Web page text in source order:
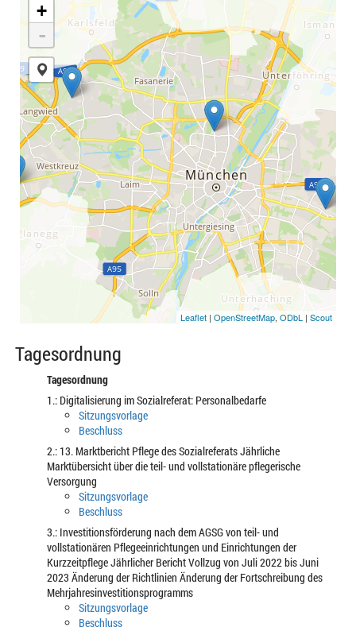
+
-
Leaflet | OpenStreetMap, ODbL | Scout
Tagesordnung
Tagesordnung
1.: Digitalisierung im Sozialreferat: Personalbedarfe
Sitzungsvorlage
Beschluss
2.: 13. Marktbericht Pflege des Sozialreferats Jährliche
Marktübersicht über die teil- und vollstationäre pflegerische
Versorgung
Sitzungsvorlage
Beschluss
3.: Investitionsförderung nach dem AGSG von teil- und
vollstationären Pflegeeinrichtungen und Einrichtungen der
Kurzzeitpflege Jährlicher Bericht Vollzug von Juli 2022 bis Juni
2023 Änderung der Richtlinien Änderung der Fortschreibung des
Mehrjahresinvestitionsprogramms
Sitzungsvorlage
Beschluss